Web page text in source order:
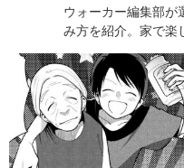
ウォーカー編集部が
み方を紹介。家で楽